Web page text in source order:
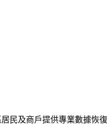
民及商戶提供專業數據恢